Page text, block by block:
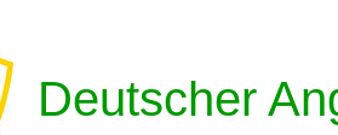
Deutscher